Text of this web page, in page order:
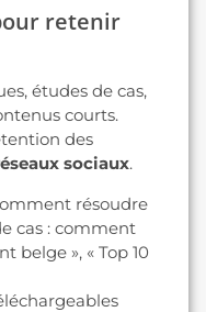
retenir
études de cas,
courts.
des
sociaux.
résoudre
cas : comment
belge », « Top 10